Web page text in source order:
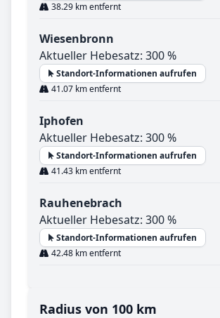
38.29 km entfernt
Wiesenbronn
Aktueller Hebesatz: 300 %
Standort-Informationen aufrufen
41.07 km entfernt
Iphofen
Aktueller Hebesatz: 300 %
Standort-Informationen aufrufen
41.43 km entfernt
Rauhenebrach
Aktueller Hebesatz: 300 %
Standort-Informationen aufrufen
42.48 km entfernt
Radius von 100 km